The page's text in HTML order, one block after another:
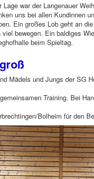
war der Langenauer
uns bei allen Kundinnen
Ein großes Lob geht an
bewegen. Ein baldiges
beim Spieltag.
Mädels und Jungs der SG
Training. Bei
Bolheim für den